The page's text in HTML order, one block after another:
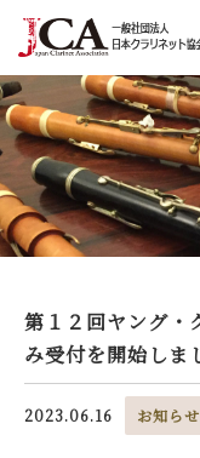
第１２回ヤング・
み受付を開始しま
2023.06.16 お知らせ